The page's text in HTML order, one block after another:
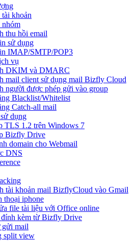
khoản
nhóm
thu hồi email
sử dụng
IMAP/SMTP/POP3
vụ
DKIM và DMARC
mail client sử dụng mail Bizfly Cloud
người được phép gửi vào group
Blacklist/Whitelist
Catch-all mail
dụng
TLS 1.2 trên Windows 7
Bizfly Drive
domain cho Webmail
DNS
tài khoản mail BizflyCloud vào Gmail
thoại iphone
file tài liệu với Office online
kèm từ Bizfly Drive
gửi mail
split view